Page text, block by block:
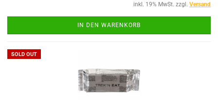
inkl. 19% MwSt. zzgl. Versand
IN DEN WARENKORB
SOLD OUT